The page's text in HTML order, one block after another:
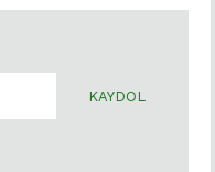
KAYDOL